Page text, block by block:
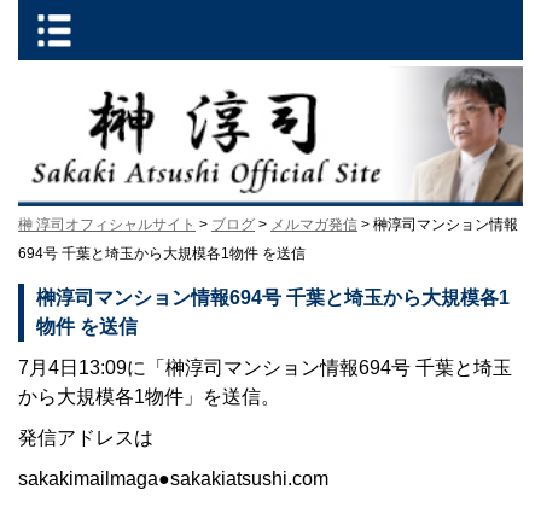
榊 淳司オフィシャルサイト > ブログ > メルマガ発信 > 榊淳司マンション情報
694号 千葉と埼玉から大規模各1物件 を送信
榊淳司マンション情報694号 千葉と埼玉から大規模各1
物件 を送信
7月4日13:09に「榊淳司マンション情報694号 千葉と埼玉
から大規模各1物件」を送信。
発信アドレスは
sakakimailmaga●sakakiatsushi.com